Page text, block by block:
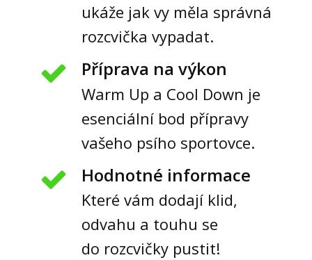
ukáže jak vy měla správná
rozcvička vypadat.
Příprava na výkon
Warm Up a Cool Down je
esenciální bod přípravy
vašeho psího sportovce.
Hodnotné informace
Které vám dodají klid,
odvahu a touhu se
do rozcvičky pustit!